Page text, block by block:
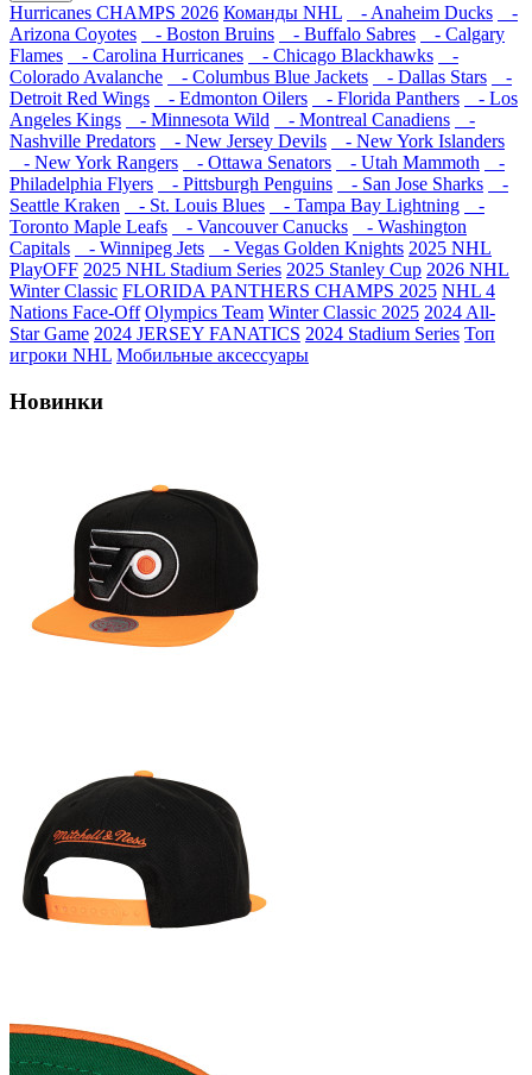
Hurricanes CHAMPS 2026 Команды NHL - Anaheim Ducks
-
Arizona Coyotes
- Boston Bruins - Buffalo Sabres
- Calgary
Flames
- Carolina Hurricanes - Chicago Blackhawks
-
Colorado Avalanche
- Columbus Blue Jackets - Dallas Stars
-
Detroit Red Wings
- Edmonton Oilers - Florida Panthers
- Los
Angeles Kings
- Minnesota Wild - Montreal Canadiens
-
Nashville Predators
- New Jersey Devils
- New York Islanders
- New York Rangers
- Ottawa Senators - Utah Mammoth
-
Philadelphia Flyers
- Pittsburgh Penguins - San Jose Sharks
-
Seattle Kraken
- St. Louis Blues - Tampa Bay Lightning
-
Toronto Maple Leafs
- Vancouver Canucks
- Washington
Capitals
- Winnipeg Jets - Vegas Golden Knights 2025 NHL
PlayOFF 2025 NHL Stadium Series 2025 Stanley Cup 2026 NHL
Winter Classic FLORIDA PANTHERS CHAMPS 2025 NHL 4
Nations Face-Off Olympics Team Winter Classic 2025 2024 All-
Star Game 2024 JERSEY FANATICS 2024 Stadium Series Топ
игроки NHL Мобильные аксессуары
Новинки